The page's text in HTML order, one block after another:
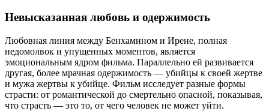
Невысказанная любовь и одержимость
Любовная линия между Бенхамином и Ирене, полная
недомолвок и упущенных моментов, является
эмоциональным ядром фильма. Параллельно ей развивается
другая, более мрачная одержимость — убийцы к своей жертве
и мужа жертвы к убийце. Фильм исследует разные формы
страсти: от романтической до смертельно опасной, показывая,
что страсть — это то, от чего человек не может уйти.